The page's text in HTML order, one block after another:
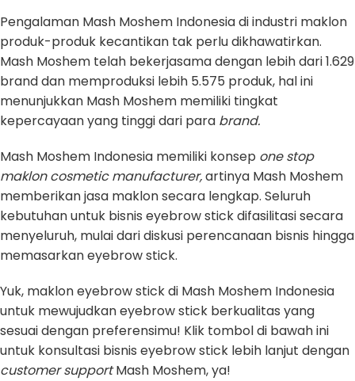
Pengalaman Mash Moshem Indonesia di industri maklon
produk-produk kecantikan tak perlu dikhawatirkan.
Mash Moshem telah bekerjasama dengan lebih dari 1.629
brand dan memproduksi lebih 5.575 produk, hal ini
menunjukkan Mash Moshem memiliki tingkat
kepercayaan yang tinggi dari para brand.
Mash Moshem Indonesia memiliki konsep one stop
maklon cosmetic manufacturer,artinya Mash Moshem
memberikan jasa maklon secara lengkap. Seluruh
kebutuhan untuk bisnis eyebrow stick difasilitasi secara
menyeluruh, mulai dari diskusi perencanaan bisnis hingga
memasarkan eyebrow stick.
Yuk, maklon eyebrow stick di Mash Moshem Indonesia
untuk mewujudkan eyebrow stick berkualitas yang
sesuai dengan preferensimu! Klik tombol di bawah ini
untuk konsultasi bisnis eyebrow stick lebih lanjut dengan
customer supportMash Moshem, ya!